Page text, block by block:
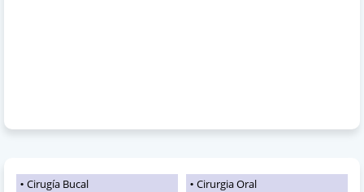
Cirugía Bucal
Cirurgia Oral